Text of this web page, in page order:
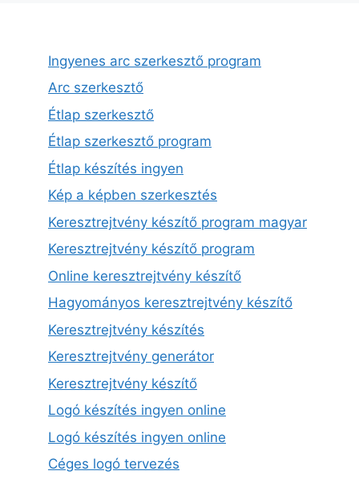
Ingyenes arc szerkesztő program
Arc szerkesztő
Étlap szerkesztő
Étlap szerkesztő program
Étlap készítés ingyen
Kép a képben szerkesztés
Keresztrejtvény készítő program magyar
Keresztrejtvény készítő program
Online keresztrejtvény készítő
Hagyományos keresztrejtvény készítő
Keresztrejtvény készítés
Keresztrejtvény generátor
Keresztrejtvény készítő
Logó készítés ingyen online
Logó készítés ingyen online
Céges logó tervezés